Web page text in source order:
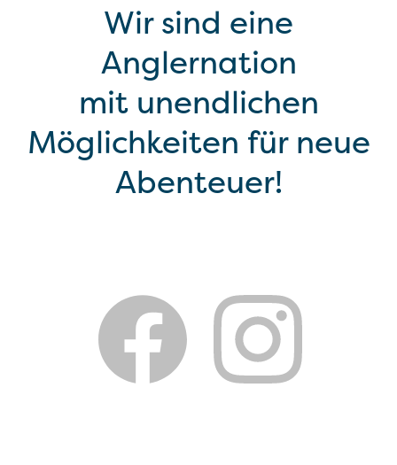
Wir sind eine
Anglernation
mit unendlichen
Möglichkeiten für neue
Abenteuer!